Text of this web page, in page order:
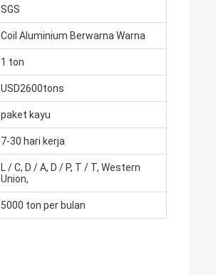
SGS
Coil Aluminium Berwarna Warna
1 ton
USD2600tons
paket kayu
7-30 hari kerja
L / C, D / A, D / P, T / T, Western
Union,
5000 ton per bulan